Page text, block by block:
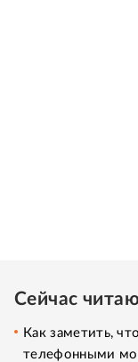
Сейчас
Как заметить,
телефонными